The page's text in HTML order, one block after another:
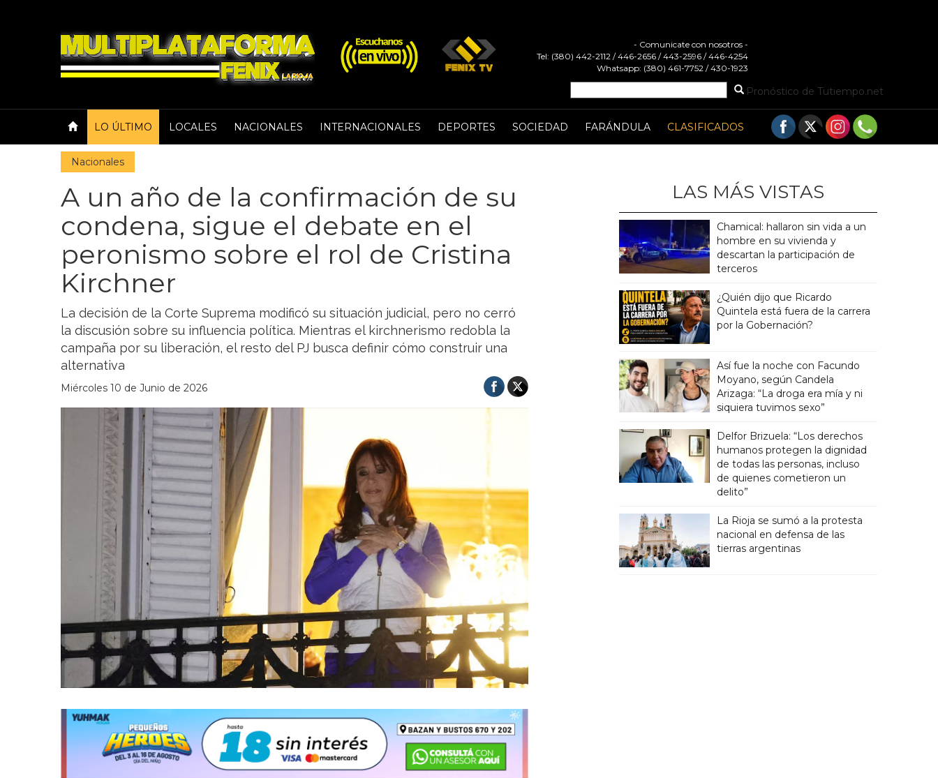
- Comunicate con nosotros -
Tel: (380) 442-2112 / 446-2656 / 443-2596 / 446-4254
Whatsapp: (380) 461-7752 / 430-1923
Pronóstico de Tutiempo.net
LO ÚLTIMO LOCALES NACIONALES INTERNACIONALES DEPORTES SOCIEDAD FARÁNDULA CLASIFICADOS
Nacionales
A un año de la confirmación de su
condena, sigue el debate en el
peronismo sobre el rol de Cristina
Kirchner
La decisión de la Corte Suprema modificó su situación judicial, pero no cerró
la discusión sobre su influencia política. Mientras el kirchnerismo redobla la
campaña por su liberación, el resto del PJ busca definir cómo construir una
alternativa
Miércoles 10 de Junio de 2026
LAS MÁS VISTAS
Chamical: hallaron sin vida a un
hombre en su vivienda y
descartan la participación de
terceros
¿Quién dijo que Ricardo
Quintela está fuera de la carrera
por la Gobernación?
Así fue la noche con Facundo
Moyano, según Candela
Arizaga: “La droga era mía y ni
siquiera tuvimos sexo”
Delfor Brizuela: “Los derechos
humanos protegen la dignidad
de todas las personas, incluso
de quienes cometieron un
delito”
La Rioja se sumó a la protesta
nacional en defensa de las
tierras argentinas